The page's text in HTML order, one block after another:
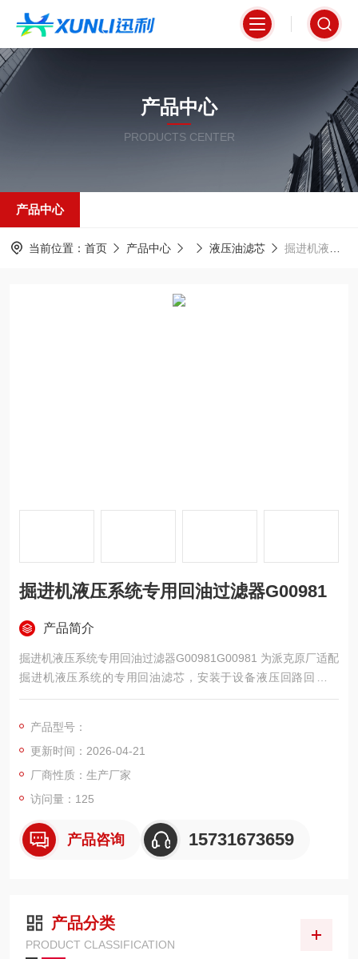
产品中心
PRODUCTS CENTER
产品中心
当前位置： 首页 产品中心 液压油滤芯 掘进机液压系统专用回油过滤器G00981
掘进机液压系统专用回油过滤器G00981
产品简介
掘进机液压系统专用回油过滤器G00981G00981 为派克原厂适配
掘进机液压系统的专用回油滤芯，安装于设备液压回路回油管
路，处于油液回流油箱前端，采用多层折叠玻纤复合滤材，10 微
准匹配掘进机原厂安装位。可拦截运行产生的金属碎屑、密封磨
损杂质、油液胶质、井下粉尘等污染物，净化回流油液，保护液
压泵、多路阀、油缸等核心精密元件
产品型号：
更新时间：2026-04-21
厂商性质：生产厂家
访问量：125
产品咨询 15731673659
产品分类
PRODUCT CLASSIFICATION